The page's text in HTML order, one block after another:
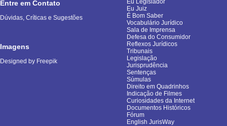
Entre em Contato
Dúvidas, Críticas e Sugestões
Imagens
Designed by Freepik
Eu Juiz
É Bom Saber
Vocabulário Jurídico
Sala de Imprensa
Defesa do Consumidor
Reflexos Jurídicos
Tribunais
Legislação
Jurisprudência
Sentenças
Súmulas
Direito em Quadrinhos
Indicação de Filmes
Curiosidades da Internet
Documentos Históricos
Fórum
English JurisWay